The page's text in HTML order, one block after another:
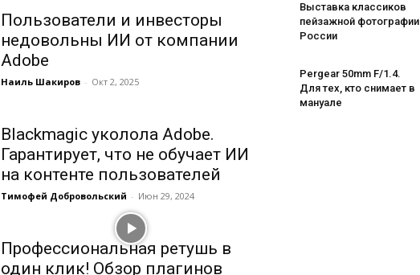
Пользователи и инвесторы
недовольны ИИ от компании
Adobe
Наиль Шакиров - Окт 2, 2025
Blackmagic уколола Adobe.
Гарантирует, что не обучает ИИ
на контенте пользователей
Тимофей Добровольский - Июн 29, 2024
Профессиональная ретушь в
один клик! Обзор плагинов
Выставка классиков
пейзажной фотографии
России
Pergear 50mm F/1.4.
Для тех, кто снимает в
мануале